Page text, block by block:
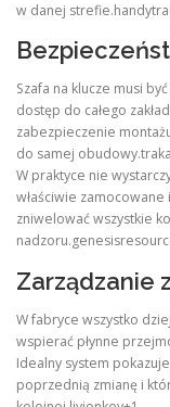
w danej
Szafa na klucze musi
dostęp do całego
zabezpieczenie
do samej
W praktyce nie
właściwie
zniwelować wszystkie
Zarządzanie
W fabryce wszystko
wspierać płynne
Idealny system
poprzednią zmianę i